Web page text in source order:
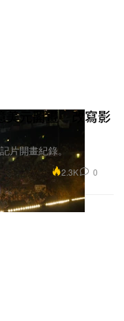
美元開畫 改寫影
片開畫紀錄。
2.3K 0